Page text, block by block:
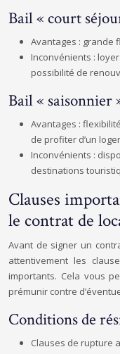
Bail « court
Avantages : grande
Inconvénients :
possibilité de
Bail « saisonnier
Avantages :
de profiter d’un
Inconvénients :
destinations
Clauses
le contrat de
Avant de signer un
attentivement les
importants. Cela vous
prémunir contre
Conditions de
Clauses de rupture